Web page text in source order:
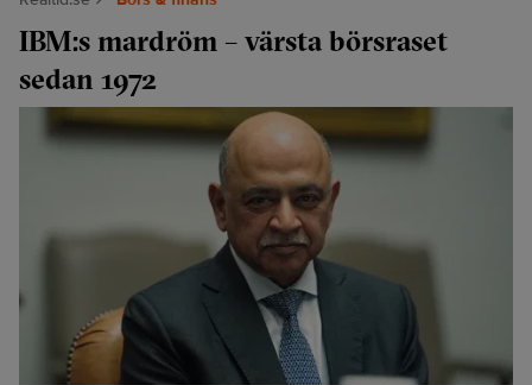
IBM:s mardröm – värsta börsraset
sedan 1972